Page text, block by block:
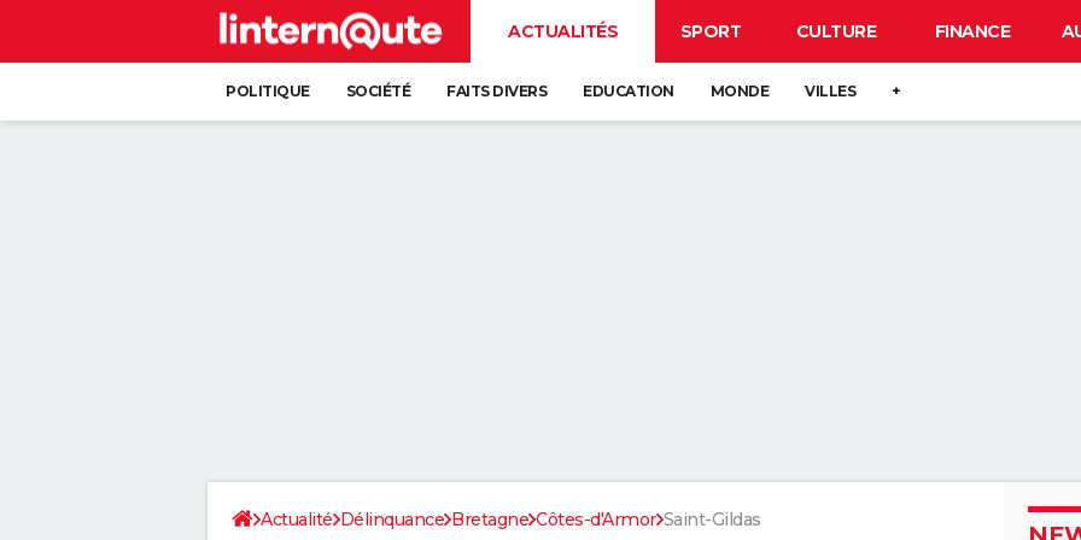
ACTUALITÉS SPORT CULTURE FINANCE
POLITIQUE SOCIÉTÉ FAITS DIVERS EDUCATION MONDE VILLES +
Actualité Délinquance Bretagne Côtes-d'Armor Saint-Gildas